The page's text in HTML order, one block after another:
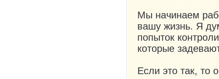
Мы начинаем
вашу жизнь. Я
попыток
которые
Если это так, то